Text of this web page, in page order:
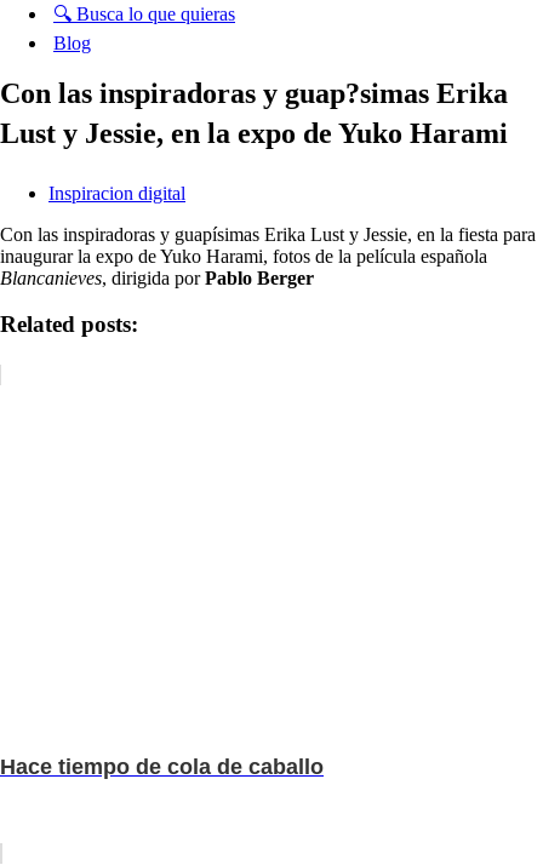
🔍 Busca lo que quieras
Blog
Con las inspiradoras y guap?simas Erika
Lust y Jessie, en la expo de Yuko Harami
Inspiracion digital
Con las inspiradoras y guapísimas Erika Lust y Jessie, en la fiesta para
inaugurar la expo de Yuko Harami, fotos de la película española
Blancanieves, dirigida porPablo Berger
Related posts:
Hace tiempo de cola de caballo